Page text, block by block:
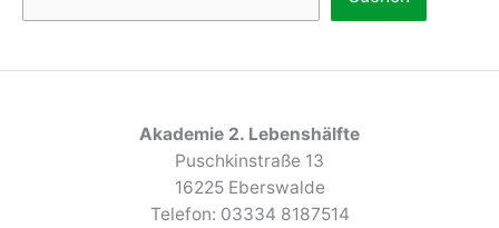
Akademie 2. Lebenshälfte
Puschkinstraße 13
16225 Eberswalde
Telefon: 03334 8187514